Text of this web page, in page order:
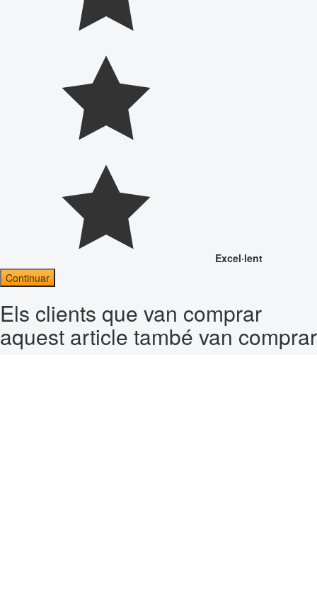
Excel·lent
Continuar
Els clients que van comprar
aquest article també van comprar